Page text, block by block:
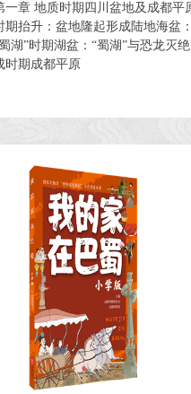
一章 地质时期四川盆地及成都平
期抬升：盆地隆起形成陆地海盆
湖”时期湖盆：“蜀湖”与恐龙灭绝
时期成都平原